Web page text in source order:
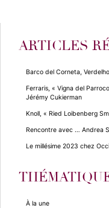
ARTICLES
Barco del Corneta,
Ferraris, « Vigna del
Jérémy Cukierman
Knoll, « Ried Loibenberg
Rencontre avec … Andrea
Le millésime 2023 chez
À la une